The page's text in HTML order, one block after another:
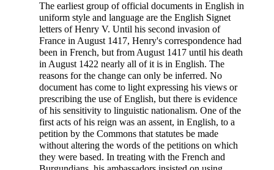
The earliest group of official documents in English in
uniform style and language are the English Signet
letters of Henry V. Until his second invasion of
France in August 1417, Henry's correspondence had
been in French, but from August 1417 until his death
in August 1422 nearly all of it is in English. The
reasons for the change can only be inferred. No
document has come to light expressing his views or
prescribing the use of English, but there is evidence
of his sensitivity to linguistic nationalism. One of the
first acts of his reign was an assent, in English, to a
petition by the Commons that statutes be made
without altering the words of the petitions on which
they were based. In treating with the French and